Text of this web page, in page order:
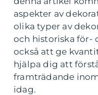
aspekter av
olika typer av
och historiska för-
också att ge
hjälpa dig att
framträdande
idag.